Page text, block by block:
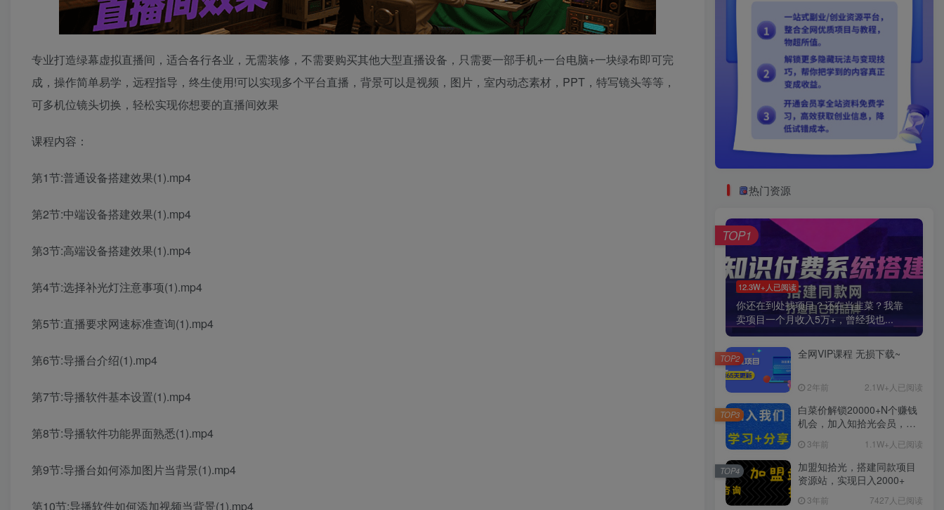
专业打造绿幕虚拟直播间，适合各行各业，无需装修，不需要购买其他大型直播设备，只需要一部手机+一台电脑+一块绿布即可完
成，操作简单易学，远程指导，终生使用!可以实现多个平台直播，背景可以是视频，图片，室内动态素材，PPT，特写镜头等等，
可多机位镜头切换，轻松实现你想要的直播间效果
课程内容：
第1节:普通设备搭建效果(1).mp4
第2节:中端设备搭建效果(1).mp4
第3节:高端设备搭建效果(1).mp4
第4节:选择补光灯注意事项(1).mp4
第5节:直播要求网速标准查询(1).mp4
第6节:导播台介绍(1).mp4
第7节:导播软件基本设置(1).mp4
第8节:导播软件功能界面熟悉(1).mp4
第9节:导播台如何添加图片当背景(1).mp4
第10节:导播软件如何添加视频当背景(1).mp4
热门资源
12.3W+人已阅读
你还在到处找项目？还在当韭菜？我靠
卖项目一个月收入5万+，曾经我也...
TOP1
全网VIP课程 无损下载~
2年前 2.1W+人已阅读
TOP2
白菜价解锁20000+N个赚钱
机会，加入知拾光会员，全
3年前 1.1W+人已阅读
TOP3
加盟知拾光，搭建同款项目
资源站，实现日入2000+
3年前 7427人已阅读
TOP4